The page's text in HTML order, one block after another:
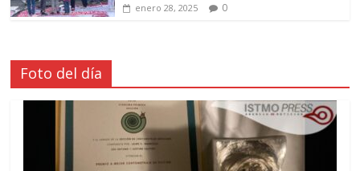
enero 28, 2025 0
Foto del día